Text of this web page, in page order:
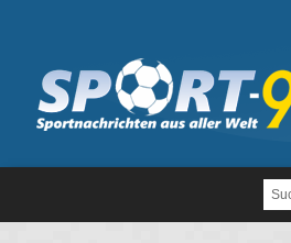
Fußball
Bundesliga